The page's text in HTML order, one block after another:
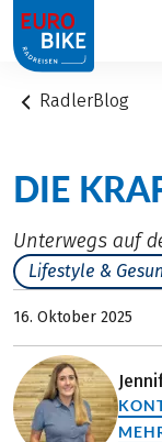
1
RadlerBlog
DIE
Unterwegs auf
Lifestyle &
16. Oktober 2025